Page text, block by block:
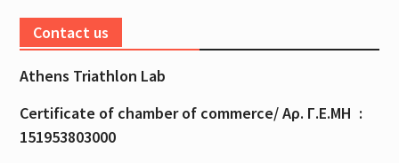
Contact us
Athens Triathlon Lab
Certificate of chamberof commerce/Αρ. Γ.Ε.ΜΗ :
151953803000